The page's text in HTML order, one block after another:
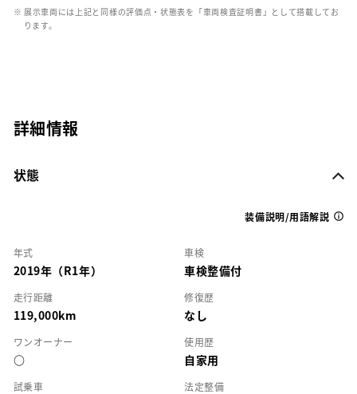
※ 展示車両には上記と同様の評価点・状態表を「車両検査証明書」として搭載してお
ります。
詳細情報
状態
装備説明/用語解説
年式
2019年（R1年）
車検
車検整備付
走行距離
119,000km
修復歴
なし
ワンオーナー
○
使用歴
自家用
試乗車 法定整備